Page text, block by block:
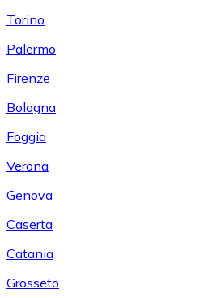
Torino
Palermo
Firenze
Bologna
Foggia
Verona
Genova
Caserta
Catania
Grosseto